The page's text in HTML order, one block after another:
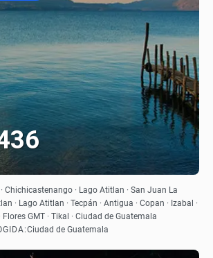
Ver
Chichicastenango · Lago Atitlan · San Juan La
· Lago Atitlan · Tecpán · Antigua · Copan · Izabal ·
Flores GMT · Tikal · Ciudad de Guatemala
Ciudad de Guatemala